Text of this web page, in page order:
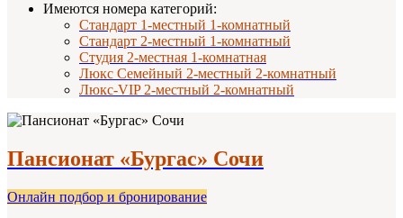
Имеются номера категорий:
Стандарт 1-местный 1-комнатный
Стандарт 2-местный 1-комнатный
Студия 2-местная 1-комнатная
Люкс Семейный 2-местный 2-комнатный
Люкс-VIP 2-местный 2-комнатный
Пансионат «Бургас» Сочи
Онлайн подбор и бронирование